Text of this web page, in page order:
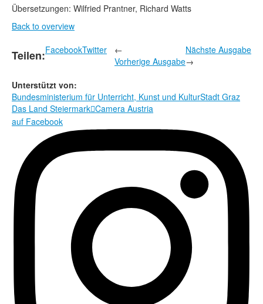
Übersetzungen: Wilfried Prantner, Richard Watts
Back to overview
Teilen:FacebookTwitter
←
Vorherige Ausgabe
Nächste Ausgabe
→
Unterstützt von:
Bundesministerium für Unterricht, Kunst und KulturStadt Graz
Das Land SteiermarkCamera Austria
auf Facebook